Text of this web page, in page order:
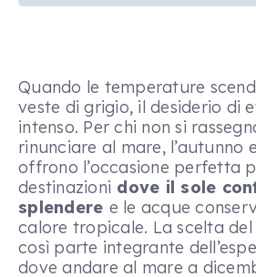
Quando le temperature
veste di grigio, il desiderio di
intenso. Per chi non si
rinunciare al mare, l’autunno
offrono l’occasione perfetta
destinazioni dove il sole
splendere e le acque
calore tropicale. La scelta
così parte integrante
dove andare al mare a